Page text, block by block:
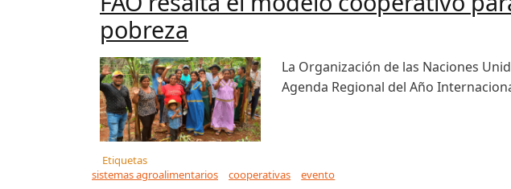
pobreza
La Organización de las Naciones
Agenda Regional del Año
Etiquetas
sistemas agroalimentarios
cooperativas evento